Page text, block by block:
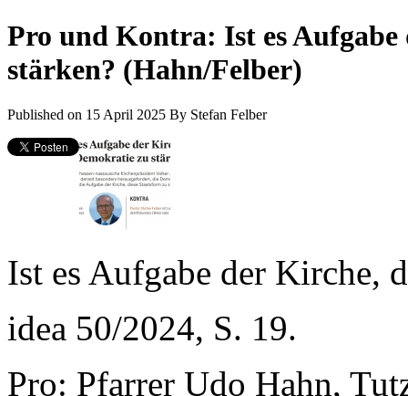
Pro und Kontra: Ist es
stärken? (Hahn/Felber)
Published on 15 April 2025 By Stefan Felber
Ist es Aufgabe der Kirche,
idea 50/2024, S. 19.
Pro: Pfarrer Udo Hahn,